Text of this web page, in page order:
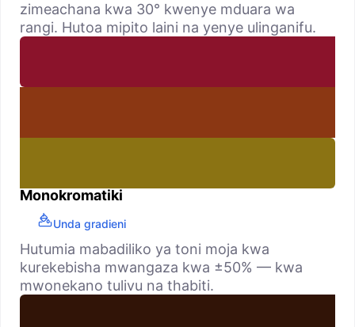
zimeachana kwa 30° kwenye mduara wa
rangi. Hutoa mipito laini na yenye ulinganifu.
Monokromatiki
Unda gradieni
Hutumia mabadiliko ya toni moja kwa
kurekebisha mwangaza kwa ±50% — kwa
mwonekano tulivu na thabiti.